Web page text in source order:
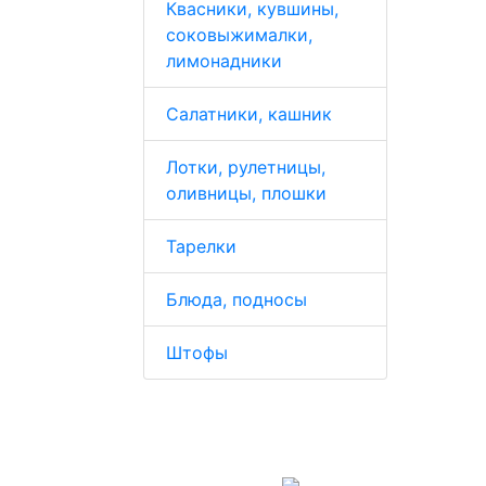
Квасники, кувшины,
соковыжималки,
лимонадники
Салатники, кашник
Лотки, рулетницы,
оливницы, плошки
Тарелки
Блюда, подносы
Штофы